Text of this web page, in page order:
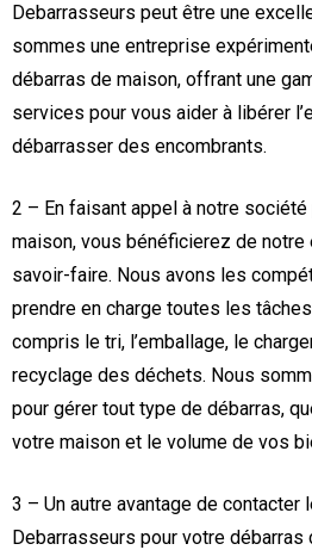
Debarrasseurs peut être une
sommes une entreprise
débarras de maison, offrant une
services pour vous aider à libérer
débarrasser des encombrants.
2 – En faisant appel à notre
maison, vous bénéficierez de
savoir-faire. Nous avons les
prendre en charge toutes les
compris le tri, l’emballage, le
recyclage des déchets. Nous
pour gérer tout type de débarras,
votre maison et le volume de vos
3 – Un autre avantage de contacter
Debarrasseurs pour votre